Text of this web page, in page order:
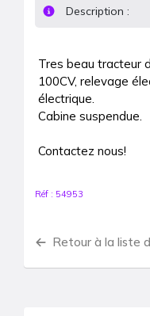
Description :
Tres beau tracteur
100CV, relevage
électrique.
Cabine suspendue.
Contactez nous!
Réf : 54953
Retour à la liste